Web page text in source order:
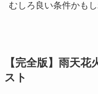
むしろ良い条件かもし
【完全版】雨天
スト